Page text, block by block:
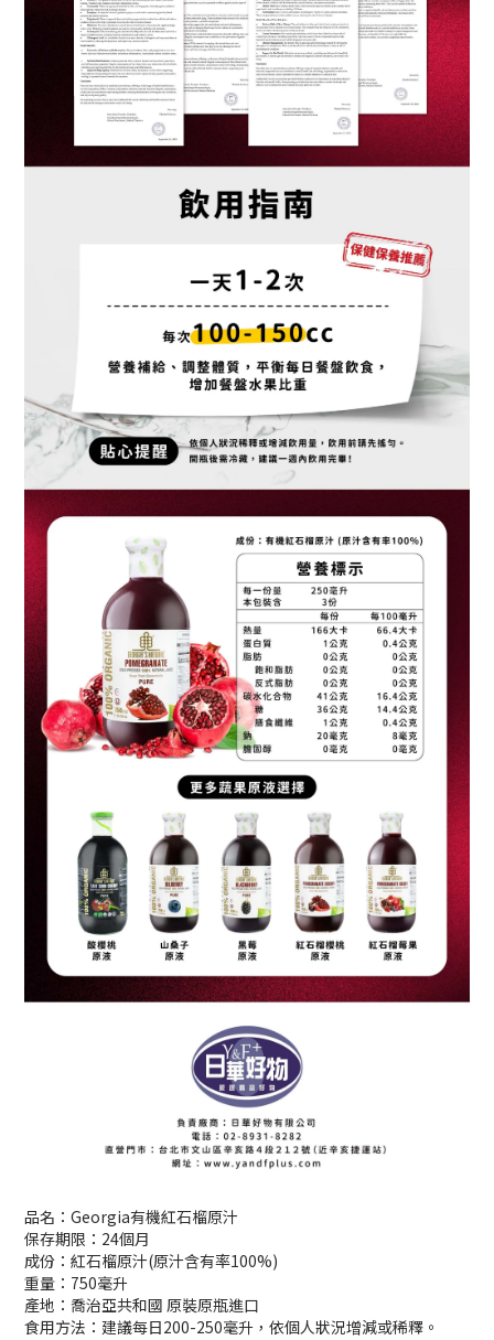
品名：Georgia有機紅石榴原汁
保存期限：24個月
成份：紅石榴原汁(原汁含有率100%)
重量：750毫升
產地：喬治亞共和國 原裝原瓶進口
食用方法：建議每日200-250毫升，依個人狀況增減或稀釋。